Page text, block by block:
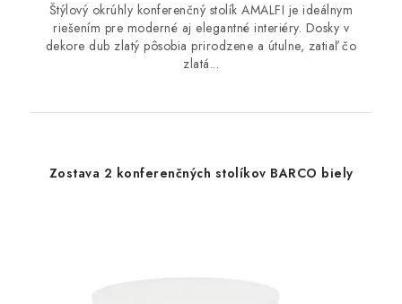
Štýlový okrúhly konferenčný stolík AMALFI je ideálnym
riešením pre moderné aj elegantné interiéry. Dosky v
dekore dub zlatý pôsobia prirodzene a útulne, zatiaľ čo
zlatá...
Zostava 2 konferenčných stolíkov BARCO biely